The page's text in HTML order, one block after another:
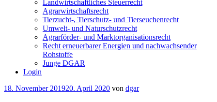
Landwirtschaftliches Steuerrecht
Agrarwirtschaftsrecht
Tierzucht-, Tierschutz- und Tierseuchenrecht
Umwelt- und Naturschutzrecht
Agrarförder- und Marktorganisationsrecht
Recht erneuerbarer Energien und nachwachsender
Rohstoffe
Junge DGAR
Login
Veröffentlicht
18. November 201920. April 2020 von dgar